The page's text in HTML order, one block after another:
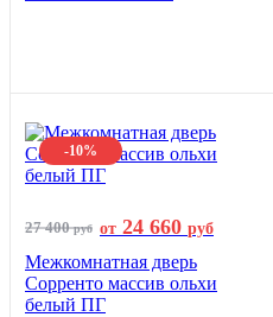
-10%
27 400руб от 24 660 руб
Межкомнатная дверь
Сорренто массив ольхи
белый ПГ